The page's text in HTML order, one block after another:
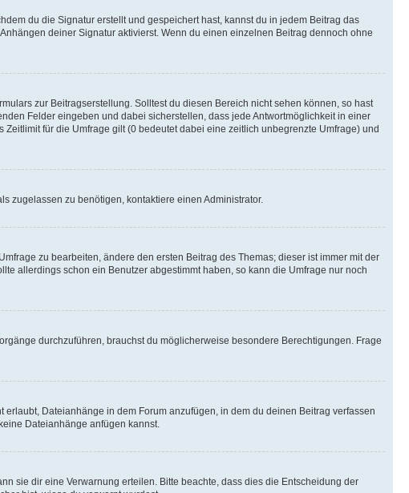
du die Signatur erstellt und gespeichert hast, kannst du in jedem Beitrag das
deiner Signatur aktivierst. Wenn du einen einzelnen Beitrag dennoch ohne
zur Beitragserstellung. Solltest du diesen Bereich nicht sehen können, so hast
Felder eingeben und dabei sicherstellen, dass jede Antwortmöglichkeit in einer
für die Umfrage gilt (0 bedeutet dabei eine zeitlich unbegrenzte Umfrage) und
zugelassen zu benötigen, kontaktiere einen Administrator.
zu bearbeiten, ändere den ersten Beitrag des Themas; dieser ist immer mit der
allerdings schon ein Benutzer abgestimmt haben, so kann die Umfrage nur noch
durchzuführen, brauchst du möglicherweise besondere Berechtigungen. Frage
Dateianhänge in dem Forum anzufügen, in dem du deinen Beitrag verfassen
Dateianhänge anfügen kannst.
sie dir eine Verwarnung erteilen. Bitte beachte, dass dies die Entscheidung der